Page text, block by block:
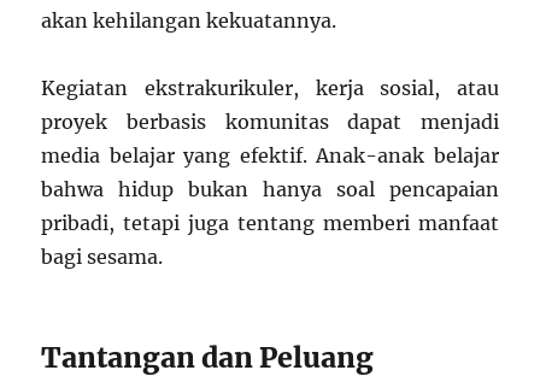
akan kehilangan kekuatannya.
Kegiatan ekstrakurikuler, kerja sosial, atau
proyek berbasis komunitas dapat menjadi
media belajar yang efektif. Anak-anak belajar
bahwa hidup bukan hanya soal pencapaian
pribadi, tetapi juga tentang memberi manfaat
bagi sesama.
Tantangan dan Peluang